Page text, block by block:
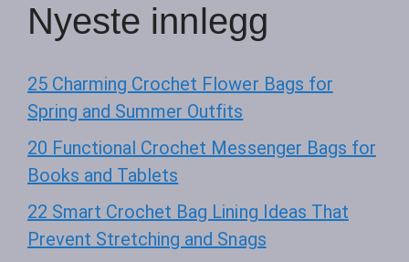
Nyeste innlegg
25 Charming Crochet Flower Bags for
Spring and Summer Outfits
20 Functional Crochet Messenger Bags for
Books and Tablets
22 Smart Crochet Bag Lining Ideas That
Prevent Stretching and Snags